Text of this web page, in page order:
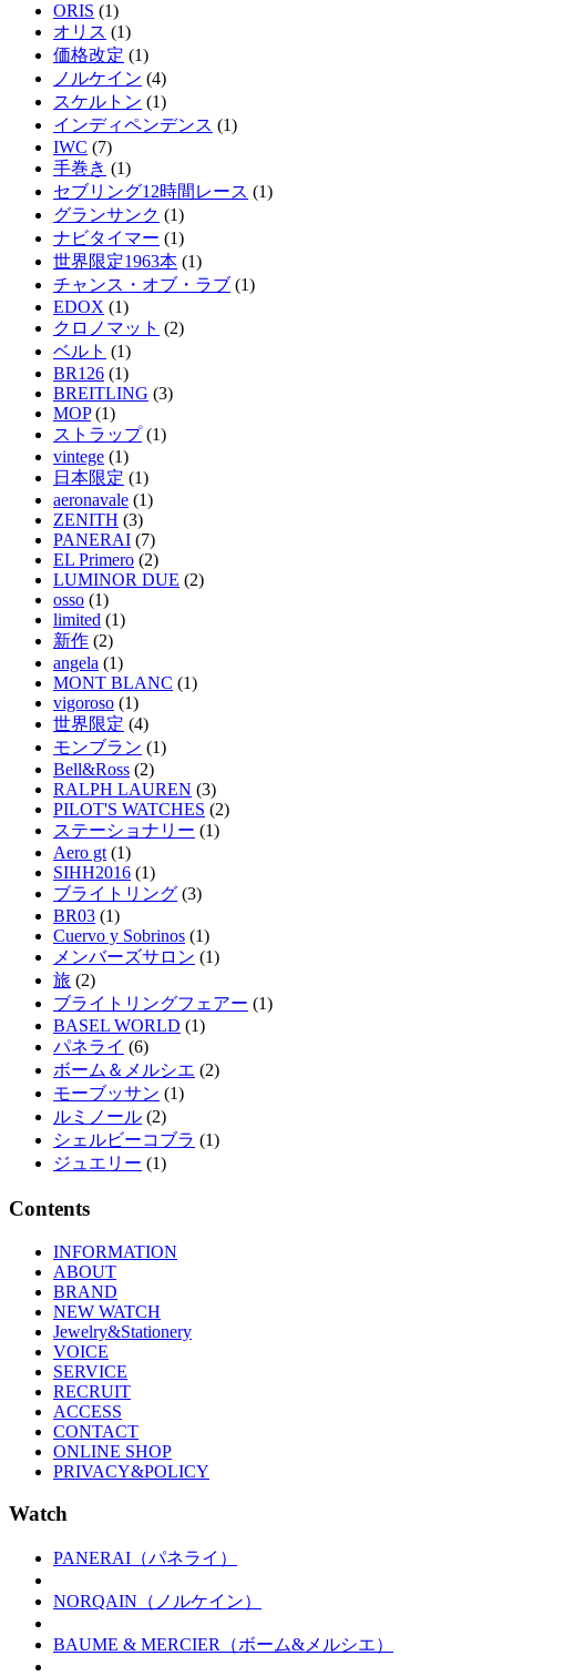
ORIS (1)
オリス (1)
価格改定 (1)
ノルケイン (4)
スケルトン (1)
インディペンデンス (1)
IWC (7)
手巻き (1)
セブリング12時間レース (1)
グランサンク (1)
ナビタイマー (1)
世界限定1963本 (1)
チャンス・オブ・ラブ (1)
EDOX (1)
クロノマット (2)
ベルト (1)
BR126 (1)
BREITLING (3)
MOP(1)
ストラップ(1)
vintege (1)
日本限定 (1)
aeronavale (1)
ZENITH (3)
PANERAI (7)
EL Primero (2)
LUMINOR DUE (2)
osso (1)
limited (1)
新作 (2)
angela (1)
MONT BLANC (1)
vigoroso (1)
世界限定 (4)
モンブラン (1)
Bell&Ross (2)
RALPH LAUREN (3)
PILOT'S WATCHES (2)
ステーショナリー (1)
Aero gt (1)
SIHH2016 (1)
ブライトリング (3)
BR03 (1)
Cuervo y Sobrinos (1)
メンバーズサロン (1)
旅 (2)
ブライトリングフェアー (1)
BASEL WORLD (1)
パネライ (6)
ボーム＆メルシエ (2)
モーブッサン (1)
ルミノール (2)
シェルビーコブラ (1)
ジュエリー (1)
Contents
INFORMATION
ABOUT
BRAND
NEW WATCH
Jewelry&Stationery
VOICE
SERVICE
RECRUIT
ACCESS
CONTACT
ONLINE SHOP
PRIVACY&POLICY
Watch
PANERAI（パネライ）
NORQAIN（ノルケイン）
BAUME & MERCIER（ボーム&メルシエ）